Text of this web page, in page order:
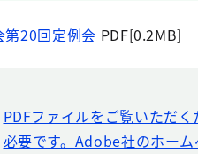
第20回定例会 PDF[0.2MB]
PDFファイルをご覧いただ
必要です。Adobe社のホー